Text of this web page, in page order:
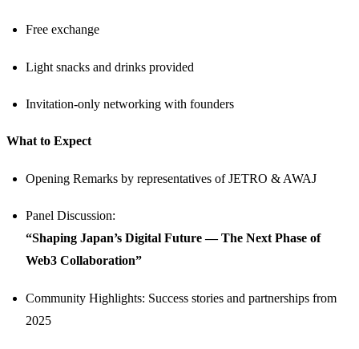
​Free exchange
​Light snacks and drinks provided
​Invitation-only networking with founders
​What to Expect
​Opening Remarks by representatives of JETRO & AWAJ
​Panel Discussion:
“Shaping Japan’s Digital Future — The Next Phase of
Web3 Collaboration”
​Community Highlights: Success stories and partnerships from
2025